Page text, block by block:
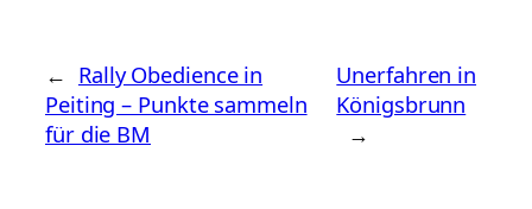
← Rally Obedience in
Peiting – Punkte sammeln
für die BM
Unerfahren in
Königsbrunn
→